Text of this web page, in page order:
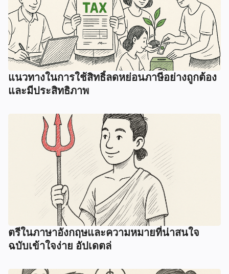
แนวทางในการใช้สิทธิ์ลดหย่อนภาษีอย่างถูกต้อง
และมีประสิทธิภาพ
ตรีในภาษาอังกฤษและความหมายที่น่าสนใจ
ฉบับเข้าใจง่าย อัปเดตล่